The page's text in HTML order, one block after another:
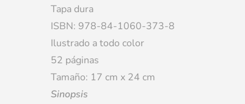
Tapa dura
ISBN: 978-84-1060-373-8
Ilustrado a todo color
52 páginas
Tamaño: 17 cm x 24 cm
Sinopsis